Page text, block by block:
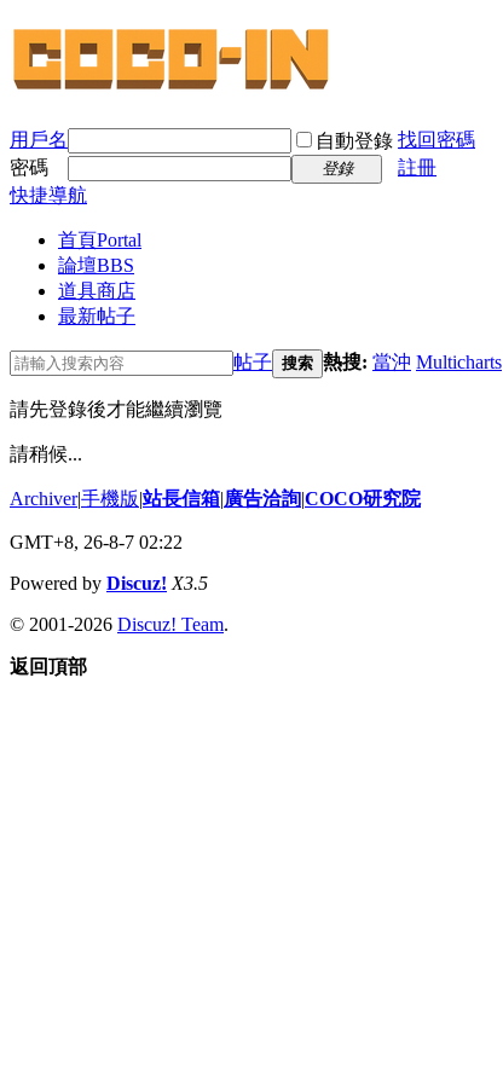
用戶名 自動登錄 找回密碼
密碼
登錄
註冊
快捷導航
首頁Portal
論壇BBS
道具商店
最新帖子
帖子 搜索 熱搜: 當沖 Multicharts
請先登錄後才能繼續瀏覽
請稍候...
Archiver|手機版|站長信箱|廣告洽詢|COCO研究院
GMT+8, 26-8-7 02:22
Powered by Discuz! X3.5
© 2001-2026 Discuz! Team.
返回頂部